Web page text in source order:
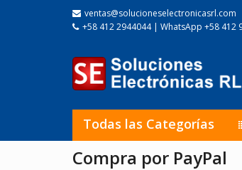
ventas@solucioneselectronicasrl.com
+58 412 2944044 | WhatsApp +58 412
Todas las Categorías
Compra por PayPal